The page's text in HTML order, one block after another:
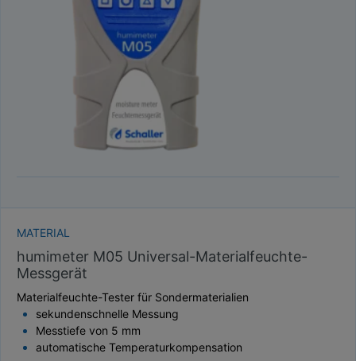
MATERIAL
humimeter M05 Universal-Materialfeuchte-
Messgerät
Materialfeuchte-Tester für Sondermaterialien
sekundenschnelle Messung
Messtiefe von 5 mm
automatische Temperaturkompensation